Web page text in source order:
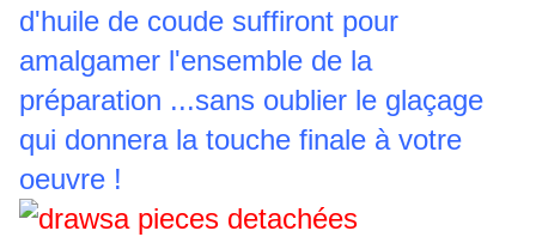
d'huile de coude suffiront pour
amalgamer l'ensemble de la
préparation ...sans oublier le glaçage
qui donnera la touche finale à votre
oeuvre !